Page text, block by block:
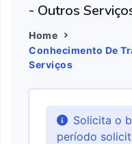
- Outros
Home
Conhecimento De
Serviços
Solicita o
período